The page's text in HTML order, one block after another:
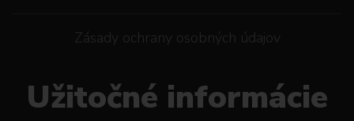
Zásady ochrany osobných údajov
Užitočné informácie